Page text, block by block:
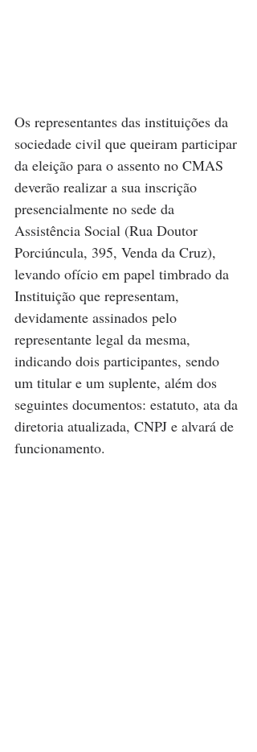
Os representantes das instituições da
sociedade civil que queiram participar
da eleição para o assento no CMAS
deverão realizar a sua inscrição
presencialmente no sede da
Assistência Social (Rua Doutor
Porciúncula, 395, Venda da Cruz),
levando ofício em papel timbrado da
Instituição que representam,
devidamente assinados pelo
representante legal da mesma,
indicando dois participantes, sendo
um titular e um suplente, além dos
seguintes documentos: estatuto, ata da
diretoria atualizada, CNPJ e alvará de
funcionamento.